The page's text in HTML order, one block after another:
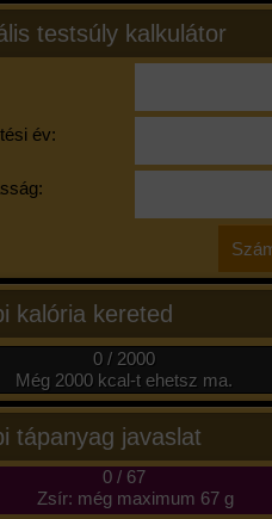
testsúly kalkulátor
év:
kalória kereted
0 / 2000
Még 2000 kcal-t ehetsz ma.
tápanyag javaslat
0/ 67
Zsír: még maximum 67 g